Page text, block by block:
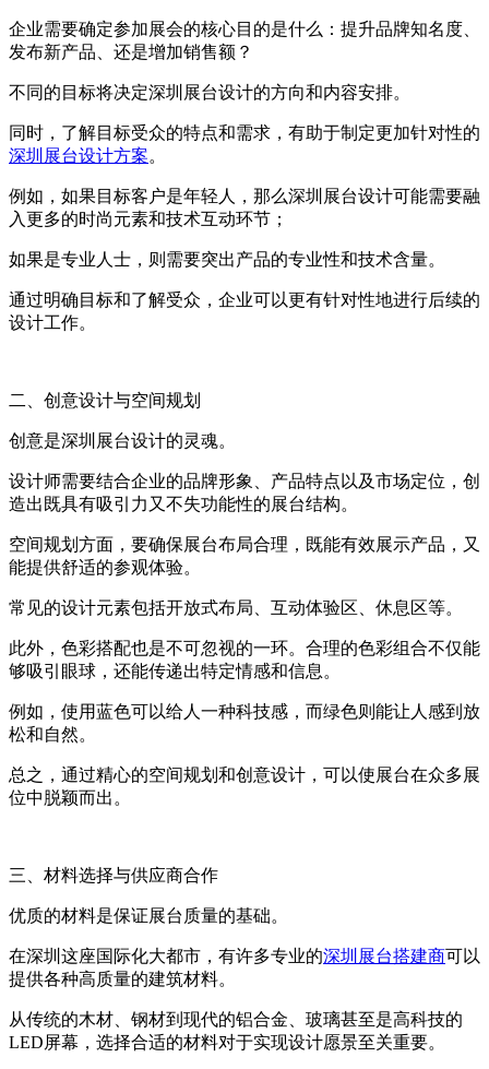
企业需要确定参加展会的核心目的是什么：提升品牌知名度、
发布新产品、还是增加销售额？
不同的目标将决定深圳展台设计的方向和内容安排。
同时，了解目标受众的特点和需求，有助于制定更加针对性的
深圳展台设计方案。
例如，如果目标客户是年轻人，那么深圳展台设计可能需要融
入更多的时尚元素和技术互动环节；
如果是专业人士，则需要突出产品的专业性和技术含量。
通过明确目标和了解受众，企业可以更有针对性地进行后续的
设计工作。
二、创意设计与空间规划
创意是深圳展台设计的灵魂。
设计师需要结合企业的品牌形象、产品特点以及市场定位，创
造出既具有吸引力又不失功能性的展台结构。
空间规划方面，要确保展台布局合理，既能有效展示产品，又
能提供舒适的参观体验。
常见的设计元素包括开放式布局、互动体验区、休息区等。
此外，色彩搭配也是不可忽视的一环。合理的色彩组合不仅能
够吸引眼球，还能传递出特定情感和信息。
例如，使用蓝色可以给人一种科技感，而绿色则能让人感到放
松和自然。
总之，通过精心的空间规划和创意设计，可以使展台在众多展
位中脱颖而出。
三、材料选择与供应商合作
优质的材料是保证展台质量的基础。
在深圳这座国际化大都市，有许多专业的深圳展台搭建商可以
提供各种高质量的建筑材料。
从传统的木材、钢材到现代的铝合金、玻璃甚至是高科技的
LED屏幕，选择合适的材料对于实现设计愿景至关重要。